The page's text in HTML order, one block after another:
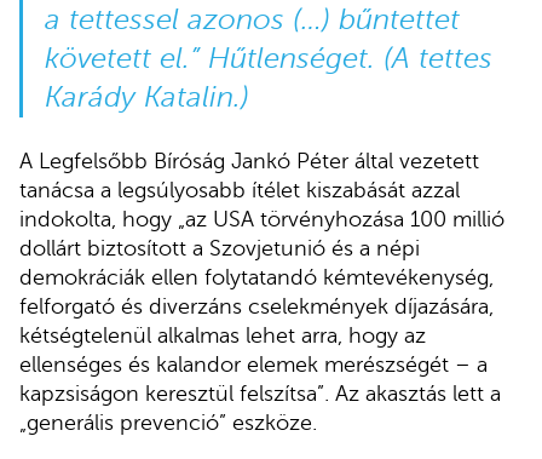
a tettessel azonos (…) bűntettet
követett el.” Hűtlenséget. (A tettes
Karády Katalin.)
A Legfelsőbb Bíróság Jankó Péter által vezetett
tanácsa a legsúlyosabb ítélet kiszabását azzal
indokolta, hogy „az USA törvényhozása 100 millió
dollárt biztosított a Szovjetunió és a népi
demokráciák ellen folytatandó kémtevékenység,
felforgató és diverzáns cselekmények díjazására,
kétségtelenül alkalmas lehet arra, hogy az
ellenséges és kalandor elemek merészségét – a
kapzsiságon keresztül felszítsa”. Az akasztás lett a
„generális prevenció” eszköze.